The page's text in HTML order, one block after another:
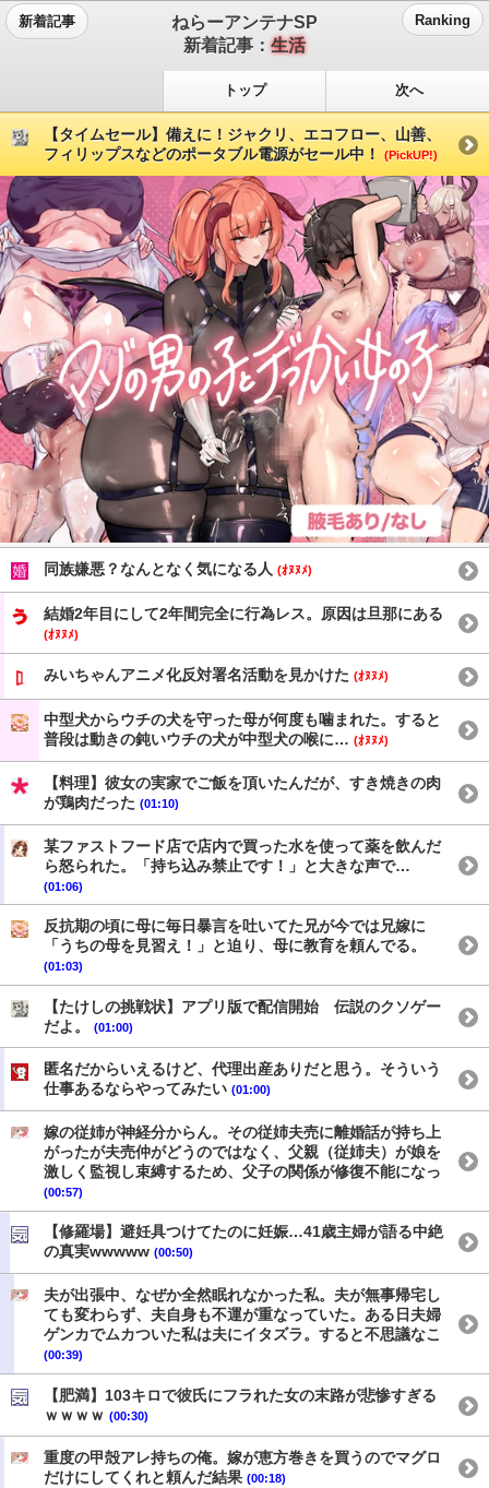
新着記事
ねらーアンテナSP
新着記事：生活
Ranking
トップ 次へ
【タイムセール】備えに！ジャクリ、エコフロー、山善、
フィリップスなどのポータブル電源がセール中！
(PickUP!)
同族嫌悪？なんとなく気になる人 (ｵﾇﾇﾒ)
結婚2年目にして2年間完全に行為レス。原因は旦那にある
(ｵﾇﾇﾒ)
みいちゃんアニメ化反対署名活動を見かけた (ｵﾇﾇﾒ)
中型犬からウチの犬を守った母が何度も噛まれた。すると
普段は動きの鈍いウチの犬が中型犬の喉に… (ｵﾇﾇﾒ)
【料理】彼女の実家でご飯を頂いたんだが、すき焼きの肉
が鶏肉だった (01:10)
某ファストフード店で店内で買った水を使って薬を飲んだ
ら怒られた。「持ち込み禁止です！」と大きな声で…
(01:06)
反抗期の頃に母に毎日暴言を吐いてた兄が今では兄嫁に
「うちの母を見習え！」と迫り、母に教育を頼んでる。
(01:03)
【たけしの挑戦状】アプリ版で配信開始 伝説のクソゲー
だよ。
(01:00)
匿名だからいえるけど、代理出産ありだと思う。そういう
仕事あるならやってみたい (01:00)
嫁の従姉が神経分からん。その従姉夫売に離婚話が持ち上
がったが夫売仲がどうのではなく、父親（従姉夫）が娘を
激しく監視し束縛するため、父子の関係が修復不能になっ
(00:57)
【修羅場】避妊具つけてたのに妊娠…41歳主婦が語る中絶
の真実wwwww (00:50)
夫が出張中、なぜか全然眠れなかった私。夫が無事帰宅し
ても変わらず、夫自身も不運が重なっていた。ある日夫婦
ゲンカでムカついた私は夫にイタズラ。すると不思議なこ
(00:39)
【肥満】103キロで彼氏にフラれた女の末路が悲惨すぎる
ｗｗｗｗ (00:30)
重度の甲殻アレ持ちの俺。嫁が恵方巻きを買うのでマグロ
だけにしてくれと頼んだ結果 (00:18)